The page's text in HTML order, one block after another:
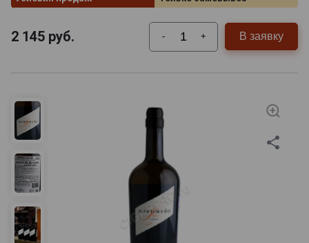
2 145 руб. - + В заявку